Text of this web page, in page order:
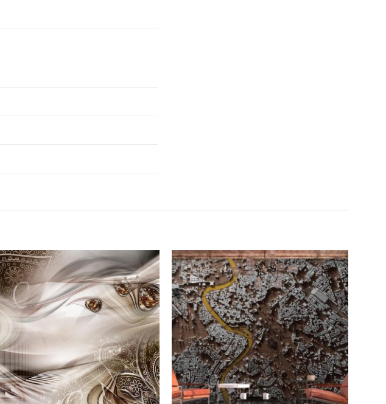
Toevoegen
aan
verlanglijst
Toevoegen
aan
verlanglijst